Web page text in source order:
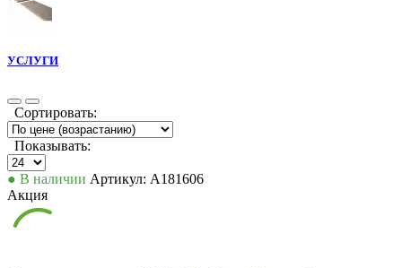
УСЛУГИ
Сортировать:
Показывать:
● В наличии Артикул: А181606
Акция